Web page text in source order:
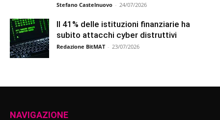
Stefano Castelnuovo - 24/07/2026
Il 41% delle istituzioni finanziarie ha
subito attacchi cyber distruttivi
Redazione BitMAT - 23/07/2026
NAVIGAZIONE